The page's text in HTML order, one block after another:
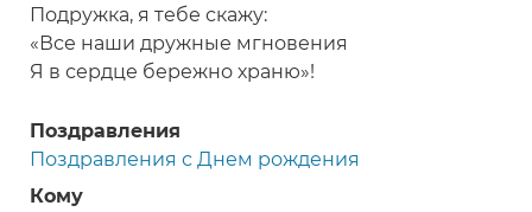
Подружка, я тебе скажу:
«Все наши дружные мгновения
Я в сердце бережно храню»!
Поздравления
Поздравления с Днем рождения
Кому